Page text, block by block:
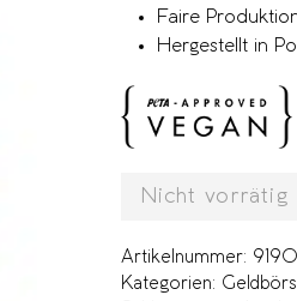
Faire
Hergestellt in
Nicht vorrätig
Artikelnummer:
Kategorien: